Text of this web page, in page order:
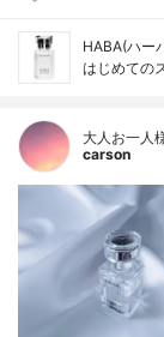
HABA(ハー
はじめての
大人お一人
carson